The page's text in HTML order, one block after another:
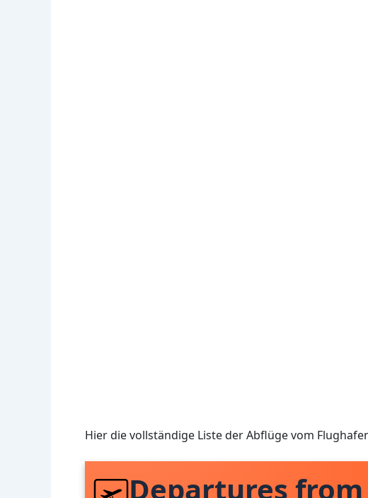
Hier die vollständige Liste der Abflüge vom
Departures from